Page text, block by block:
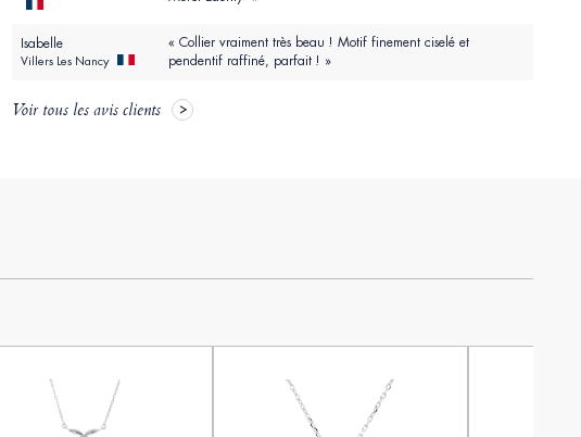
Isabelle
Villers Les Nancy
« Collier vraiment très beau ! Motif finement ciselé et
pendentif raffiné, parfait ! »
Voir tous les avis clients